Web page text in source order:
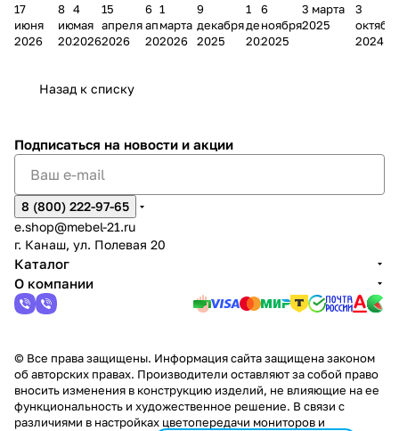
ании
Мело
17
июня
2026
д
к
2
8
июня
2026
Чеб
окс
4
мая
2026
ании
Мело
15
апреля
2026
М
А
6
апреля
2026
зина
в
1
марта
2026
о
магаз
9
декабря
2025
а
н
1
декабря
2025
ина в
г.
6
ноября
2025
ного
салона
3 марта
2025
ели
пер
3
2024
Назад к списку
Подписаться на новости и акции
8 (800) 222-97-65
e.shop@mebel-21.ru
г. Канаш, ул. Полевая 20
Каталог
О компании
© Все права защищены. Информация сайта защищена законом
об авторских правах. Производители оставляют за собой право
вносить изменения в конструкцию изделий, не влияющие на ее
функциональность и художественное решение. В связи с
различиями в настройках цветопередачи мониторов и